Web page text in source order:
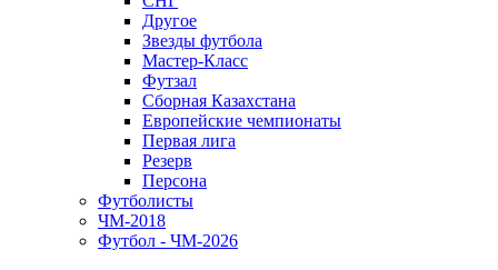
Другое
Звезды футбола
Мастер-Класс
Футзал
Сборная Казахстана
Европейские чемпионаты
Первая лига
Резерв
Персона
Футболисты
ЧМ-2018
Футбол - ЧМ-2026